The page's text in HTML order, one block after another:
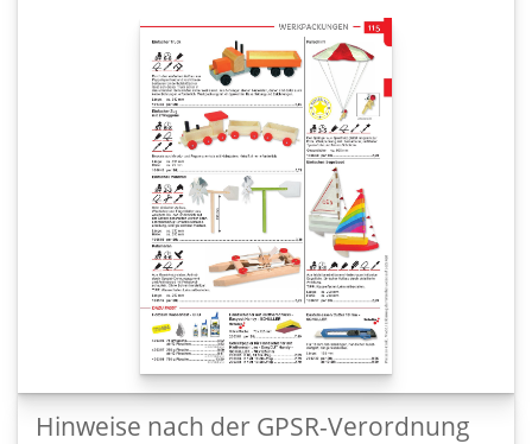
Hinweise nach der GPSR-Verordnung